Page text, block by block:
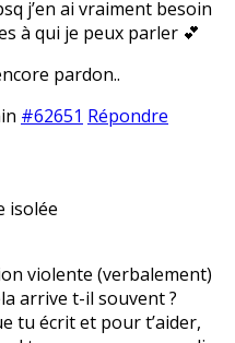
j’en ai vraiment besoin
à qui je peux parler 💕
pardon..
#62651 Répondre
isolée
violente (verbalement)
arrive t-il souvent ?
tu écrit et pour t’aider,